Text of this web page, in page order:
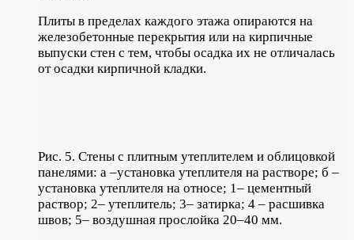
Плиты в пределах каждого этажа опираются на
железобетонные перекрытия или на кирпичные
выпуски стен с тем, чтобы осадка их не отличалась
от осадки кирпичной кладки.
Рис. 5. Стены с плитным утеплителем и облицовкой
панелями: а –установка утеплителя на растворе; б –
установка утеплителя на относе; 1– цементный
раствор; 2– утеплитель; 3– затирка; 4 – расшивка
швов; 5– воздушная прослойка 20–40 мм.